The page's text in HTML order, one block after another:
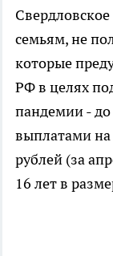
семьям, не
которые
РФ в целях
пандемии - до
выплатами на
рублей (за
16 лет в